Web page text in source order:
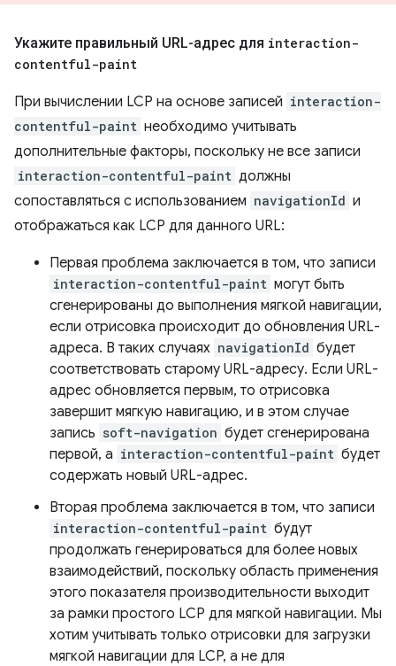
Укажите правильный URL-адрес для interaction-
contentful-paint
При вычислении LCP на основе записей interaction-
contentful-paint необходимо учитывать
дополнительные факторы, поскольку не все записи
interaction-contentful-paint должны
сопоставляться с использованием navigationId и
отображаться как LCP для данного URL:
Первая проблема заключается в том, что записи
interaction-contentful-paint могут быть
сгенерированы до выполнения мягкой навигации,
если отрисовка происходит до обновления URL-
адреса. В таких случаях navigationId будет
соответствовать старому URL-адресу. Если URL-
адрес обновляется первым, то отрисовка
завершит мягкую навигацию, и в этом случае
запись soft-navigation будет сгенерирована
первой, а interaction-contentful-paint будет
содержать новый URL-адрес.
Вторая проблема заключается в том, что записи
interaction-contentful-paint будут
продолжать генерироваться для более новых
взаимодействий, поскольку область применения
этого показателя производительности выходит
за рамки простого LCP для мягкой навигации. Мы
хотим учитывать только отрисовки для загрузки
мягкой навигации для LCP, а не для